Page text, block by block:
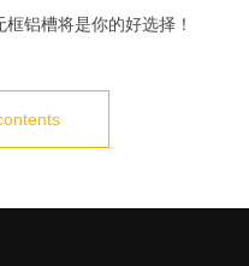
铝槽将是你的好选择！